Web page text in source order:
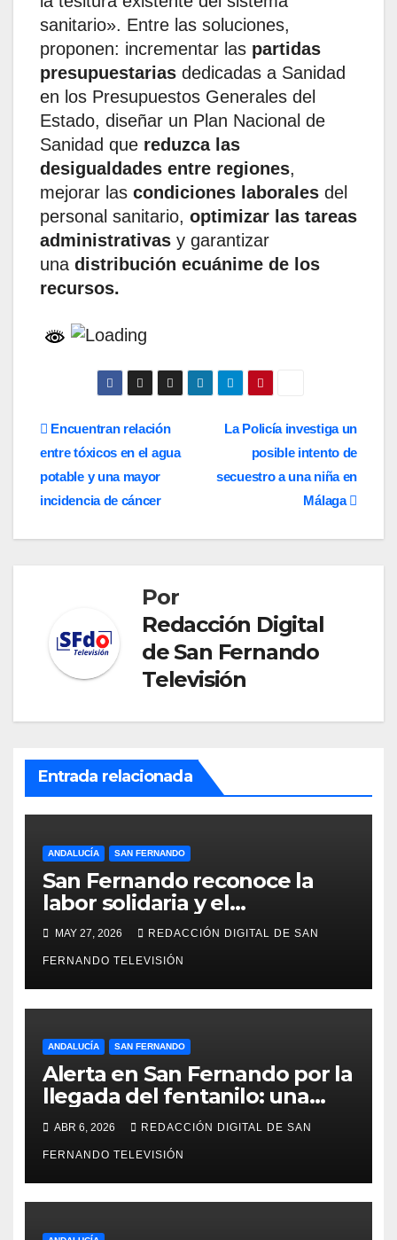
sanitario». Entre las soluciones,
proponen: incrementar las partidas
presupuestarias dedicadas a Sanidad
en los Presupuestos Generales del
Estado, diseñar un Plan Nacional de
Sanidad que reduzca las
desigualdades entre regiones,
mejorar las condiciones laborales del
personal sanitario, optimizar las tareas
administrativas y garantizar
una distribución ecuánime de los
recursos.
Navegación
de
entradas
La Policía investiga un
posible intento de
secuestro a una niña en
Málaga
Encuentran relación
entre tóxicos en el agua
potable y una mayor
incidencia de cáncer
Por
Redacción Digital
de San Fernando
Televisión
Entrada relacionada
ANDALUCÍA SAN FERNANDO
San Fernando reconoce la
labor solidaria y el
compromiso social de Juan y
Medio, ProLibertas y TDAH
San Fernando
MAY 27, 2026 REDACCIÓN DIGITAL DE SAN
FERNANDO TELEVISIÓN
ANDALUCÍA SAN FERNANDO
Alerta en San Fernando por la
llegada del fentanilo: una
droga letal que agrava la
crisis de las adicciones
ABR 6, 2026 REDACCIÓN DIGITAL DE SAN
FERNANDO TELEVISIÓN